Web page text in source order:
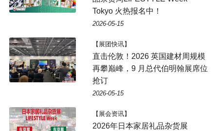
Tokyo 火热报名中！
2026-05-15
【展团快讯】
直击伦敦！2026 英国建材周规模
再攀巅峰，9 月总代伯明翰展席位
抢订
2026-05-15
【展会资讯】
2026年日本家居礼品杂货展